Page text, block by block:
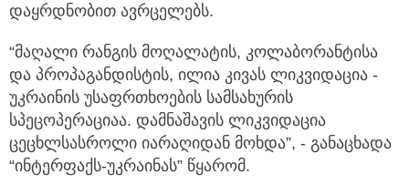
დაყრდნობით ავრცელებს.
“მაღალი რანგის მოღალატის, კოლაბორანტისა
და პროპაგანდისტის, ილია კივას ლიკვიდაცია -
უკრაინის უსაფრთხოების სამსახურის
სპეცოპერაციაა. დამნაშავის ლიკვიდაცია
ცეცხლსასროლი იარაღიდან მოხდა”, - განაცხადა
“ინტერფაქს-უკრაინას” წყარომ.